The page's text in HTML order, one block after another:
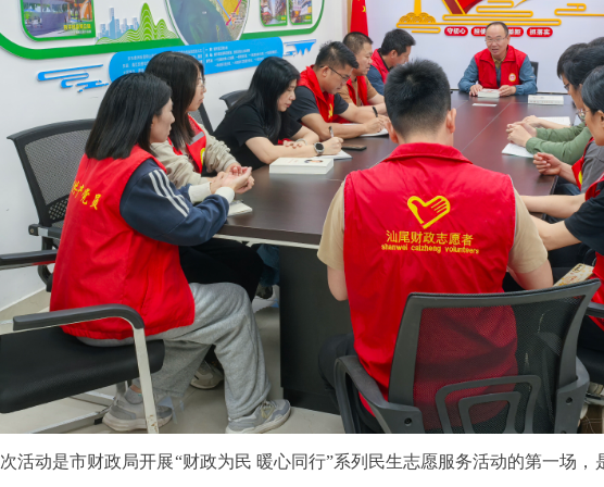
是市财政局开展“财政为民 暖心同行”系列民生志愿服务活动的第一场，